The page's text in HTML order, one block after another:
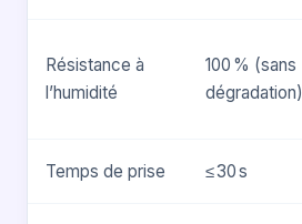
Résistance à
l’humidité
100 % (sans
dégradation)
Temps de prise ≤ 30 s